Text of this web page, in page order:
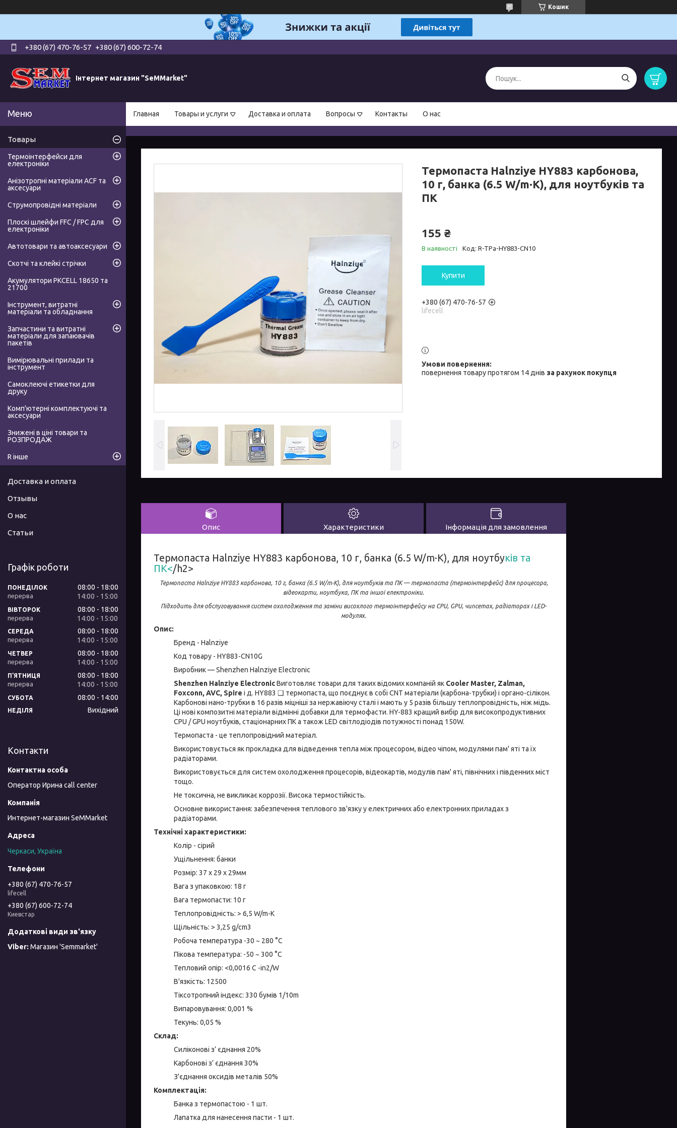
Кошик
+380 (67) 470-76-57 +380 (67) 600-72-74
Інтернет магазин "SeMMarket"
Главная Товары и услуги Доставка и оплата Вопросы Контакты О нас
Термопаста Halnziye HY883 карбонова,
10 г, банка (6.5 W/m·K), для ноутбуків та
ПК
155 ₴
В наявності Код: R-TPa-HY883-CN10
Купити
+380 (67) 470-76-57
lifecell
повернення товару протягом 14 днів за рахунок покупця
Опис Характеристики Інформація для замовлення
Термопаста Halnziye HY883 карбонова, 10 г, банка (6.5 W/m·K), для ноутбуків та
ПК</h2>
Термопаста Halnziye HY883 карбонова, 10 г, банка (6.5 W/m·K), для ноутбуків та ПК — термопаста (термоінтерфейс) для процесора,
відеокарти, ноутбука, ПК та іншої електроніки.
Підходить для обслуговування систем охолодження та заміни висохлого термоінтерфейсу на CPU, GPU, чипсетах, радіаторах і LED-
модулях.
Опис:
Бренд - Halnziye
Код товару - HY883-CN10G
Виробник — Shenzhen Halnziye Electronic
Shenzhen Halnziye ElectronicВиготовляє товари для таких відомих компаній як Cooler Master, Zalman,
Foxconn, AVC, Spire і д. HY883 ❑ термопаста, що поєднує в собі CNT матеріали (карбона-трубки) і органо-сілікон.
Карбонові нано-трубки в 16 разів міцніші за нержавіючу сталі і мають у 5 разів більшу теплопровідність, ніж мідь.
Ці нові композитні матеріали відмінні добавки для термофасти. HY-883 кращий вибір для високопродуктивних
CPU / GPU ноутбуків, стаціонарних ПК а також LED світлодіодів потужності понад 150W.
Термопаста - це теплопровідний матеріал.
Використовується як прокладка для відведення тепла між процесором, відео чіпом, модулями пам' яті та їх
радіаторами.
Використовується для систем охолодження процесорів, відеокартів, модулів пам' яті, північних і південних міст
тощо.
Не токсична, не викликає коррозії. Висока термостійкість.
Основне використання: забезпечення теплового зв'язку у електричних або електронних приладах з
радіаторами.
Технічні характеристики:
Колір - сірий
Ущільнення: банки
Розмір: 37 х 29 х 29мм
Вага з упаковкою: 18 г
Вага термопасти: 10 г
Теплопровідність: > 6,5 W/m-K
Щільність: > 3,25 g/cm3
Робоча температура -30 ~ 280 °C
Пікова температура: -50 ~ 300 °C
Тепловий опір: <0,0016 C -in2/W
В'язкість: 12500
Тіксотропний індекс: 330 бумів 1/10m
Випаровування: 0,001 %
Текунь: 0,05 %
Склад:
Силіконові з’ єднання 20%
Карбонові з’ єднання 30%
З'єднання оксидів металів 50%
Комплектація:
Банка з термопастою - 1 шт.
Лапатка для нанесення пасти - 1 шт.
Товары
Термоінтерфейси для
електроніки
Анізотропні матеріали ACF та
аксесуари
Струмопровідні матеріали
Плоскі шлейфи FFC / FPC для
електроніки
Автотовари та автоаксесуари
Скотчі та клейкі стрічки
Акумулятори PKCELL 18650 та
21700
Інструмент, витратні
матеріали та обладнання
Запчастини та витратні
матеріали для запаювачів
пакетів
Вимірювальні прилади та
інструмент
Самоклеючі етикетки для
друку
Комп'ютерні комплектуючі та
аксесуари
Знижені в ціні товари та
РОЗПРОДАЖ
R інше
Доставка и оплата
Отзывы
О нас
Статьи
Графік роботи
ПОНЕДІЛОК 08:00
18:00
14:00
15:00
ВІВТОРОК 08:00
18:00
14:00
15:00
СЕРЕДА 08:00
18:00
14:00
15:00
ЧЕТВЕР 08:00
18:00
14:00
15:00
ПʼЯТНИЦЯ 08:00
18:00
14:00
15:00
СУБОТА 08:00 14:00
НЕДІЛЯ Вихідний
Контакти
Оператор Ирина call center
Интернет-магазин SeMMarket
Черкаси, Україна
+380 (67) 470-76-57
lifecell
+380 (67) 600-72-74
Киевстар
Магазин 'Semmarket'